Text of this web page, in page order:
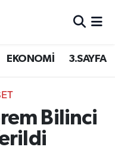
EKONOMİ 3.SAYFA
Bilinci